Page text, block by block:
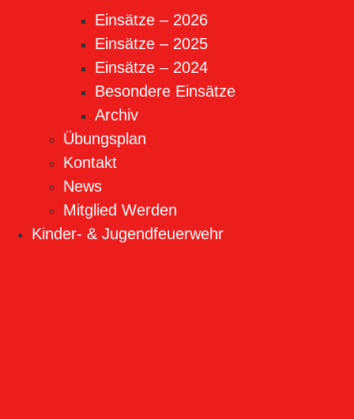
Einsätze – 2026
Einsätze – 2025
Einsätze – 2024
Besondere Einsätze
Archiv
Übungsplan
Kontakt
News
Mitglied Werden
Kinder- & Jugendfeuerwehr